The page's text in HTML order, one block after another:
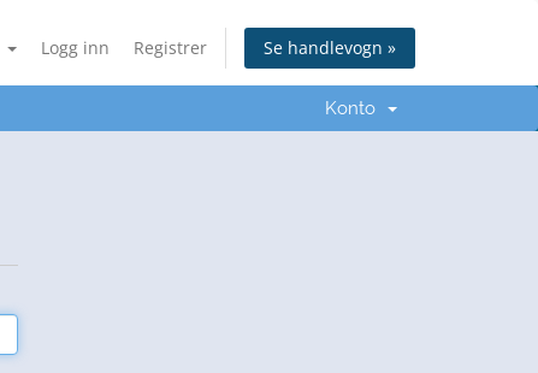
Logg inn Registrer Se handlevogn »
Konto